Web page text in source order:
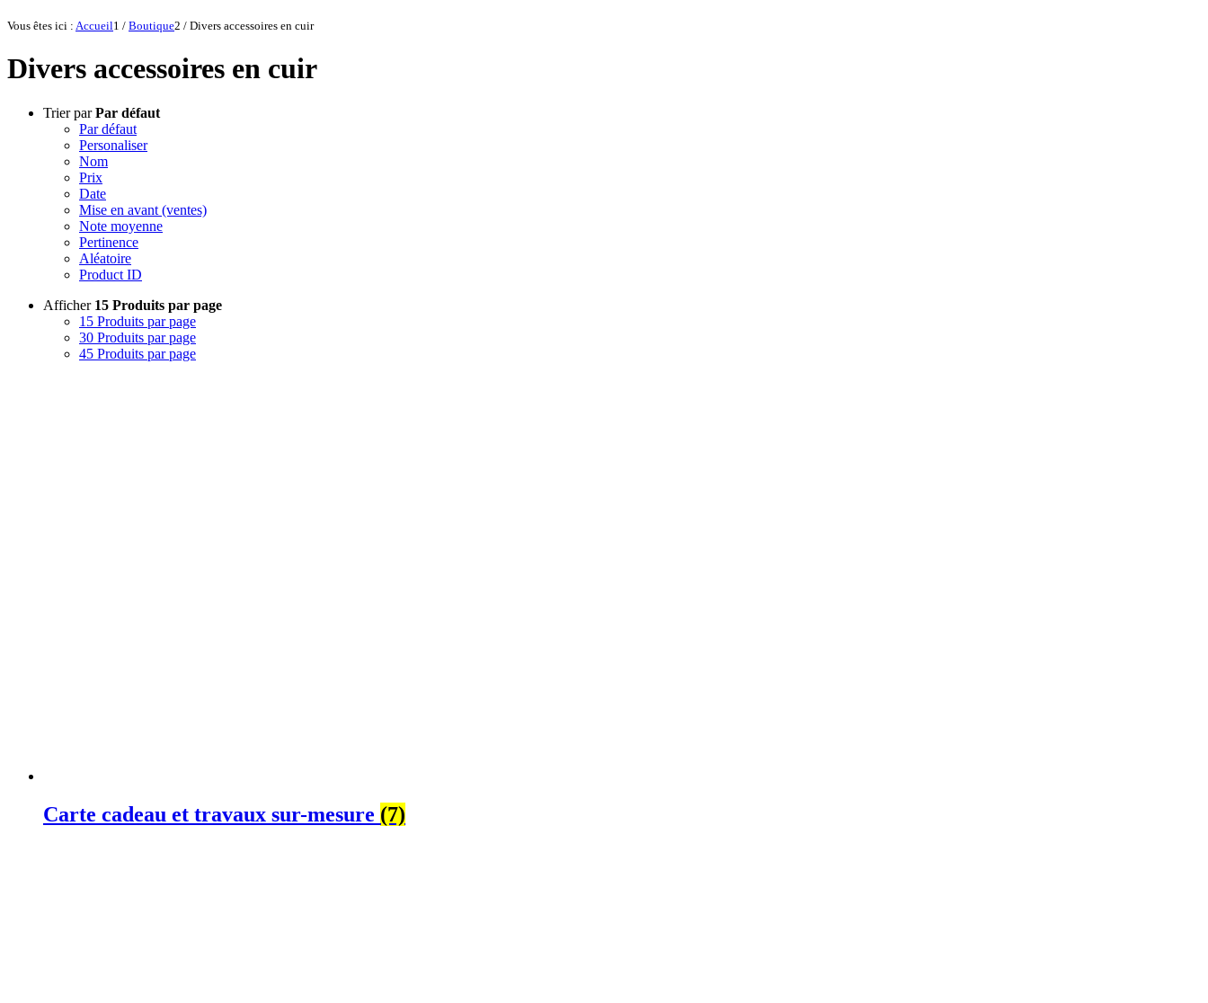
Vous êtes ici : Accueil1 / Boutique2 / Divers accessoires en cuir
Divers accessoires en cuir
Trier parPar défaut
Par défaut
Personaliser
Nom
Prix
Date
Mise en avant (ventes)
Note moyenne
Pertinence
Aléatoire
Product ID
Afficher 15 Produits par page
15 Produits par page
30 Produits par page
45 Produits par page
Carte cadeau et travaux sur-mesure (7)